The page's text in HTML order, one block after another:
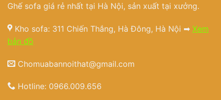
Ghế sofa giá rẻ nhất tại Hà Nội, sản xuất tại xưởng.
Kho sofa: 311 Chiến Thắng, Hà Đông, Hà Nội ➡ Xem
bản đồ
Chomuabannoithat@gmail.com
Hotline: 0966.009.656